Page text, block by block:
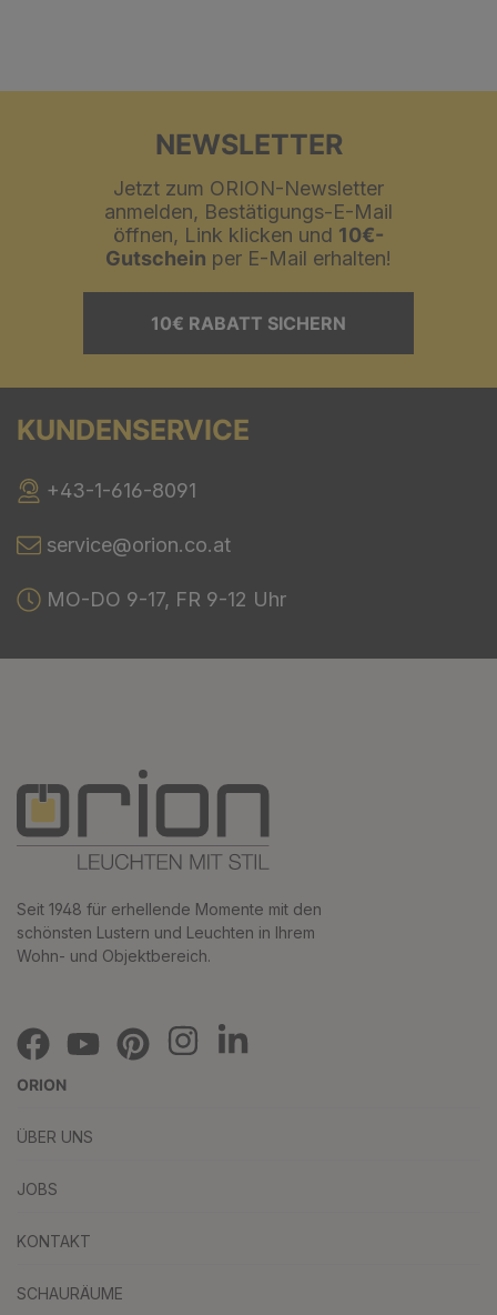
NEWSLETTER
Jetzt zum ORION-Newsletter
anmelden, Bestätigungs-E-Mail
öffnen, Link klicken und 10€-
Gutschein per E-Mail erhalten!
10€ RABATT SICHERN
KUNDENSERVICE
+43-1-616-8091
service@orion.co.at
MO-DO 9-17, FR 9-12 Uhr
Seit 1948 für erhellende Momente mit den
schönsten Lustern und Leuchten in Ihrem
Wohn- und Objektbereich.
ORION
ÜBER UNS
JOBS
KONTAKT
SCHAURÄUME